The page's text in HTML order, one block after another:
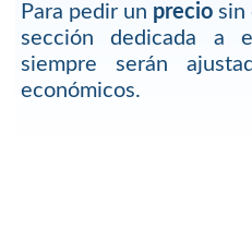
Para pedir un preciosin
sección dedicada a
siempre serán
económicos.